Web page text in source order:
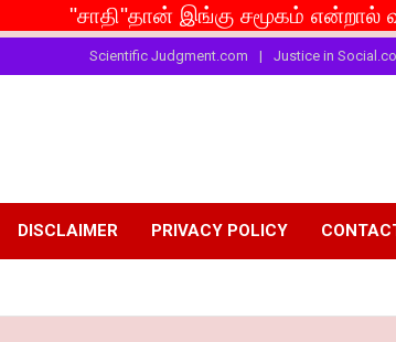
"சாதி"தான் இங்கு சமூகம் என்றால் வீசும்
Scientific Judgment.com Justice in
DISCLAIMER PRIVACY POLICY